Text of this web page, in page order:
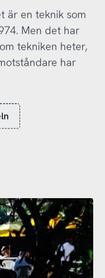
är en teknik som
Men det har
tekniken heter,
har